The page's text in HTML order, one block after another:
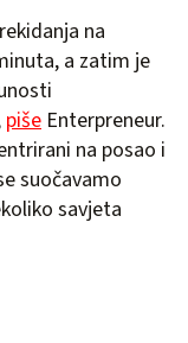
na
a zatim je
piše Enterpreneur.
na posao i
suočavamo
savjeta